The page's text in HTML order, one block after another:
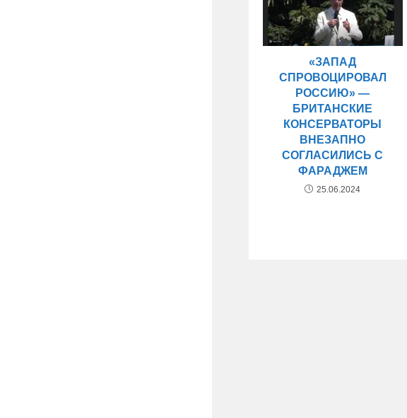
«ЗАПАД
СПРОВОЦИРОВАЛ
РОССИЮ» —
БРИТАНСКИЕ
КОНСЕРВАТОРЫ
ВНЕЗАПНО
СОГЛАСИЛИСЬ С
ФАРАДЖЕМ
25.06.2024